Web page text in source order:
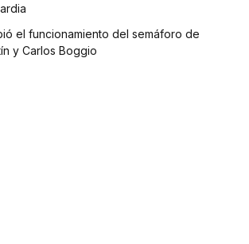
el funcionamiento del semáforo de
y Carlos Boggio